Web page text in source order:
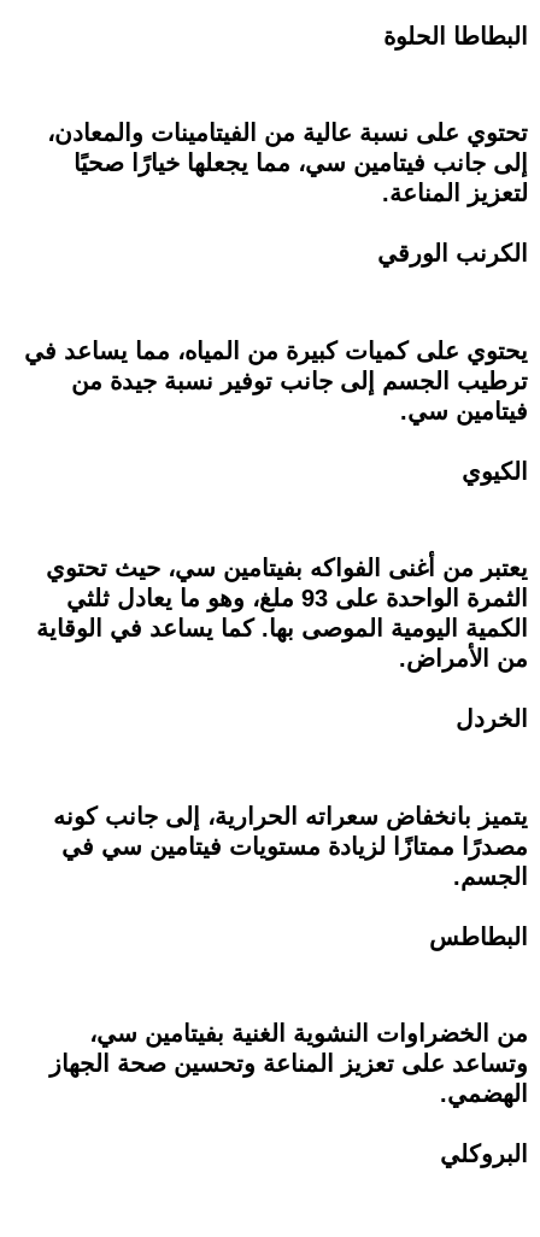
البطاطا الحلوة
تحتوي على نسبة عالية من الفيتامينات والمعادن،
إلى جانب فيتامين سي، مما يجعلها خيارًا صحيًا
لتعزيز المناعة.
الكرنب الورقي
يحتوي على كميات كبيرة من المياه، مما يساعد في
ترطيب الجسم إلى جانب توفير نسبة جيدة من
فيتامين سي.
الكيوي
يعتبر من أغنى الفواكه بفيتامين سي، حيث تحتوي
الثمرة الواحدة على 93 ملغ، وهو ما يعادل ثلثي
الكمية اليومية الموصى بها. كما يساعد في الوقاية
من الأمراض.
الخردل
يتميز بانخفاض سعراته الحرارية، إلى جانب كونه
مصدرًا ممتازًا لزيادة مستويات فيتامين سي في
الجسم.
البطاطس
من الخضراوات النشوية الغنية بفيتامين سي،
وتساعد على تعزيز المناعة وتحسين صحة الجهاز
الهضمي.
البروكلي